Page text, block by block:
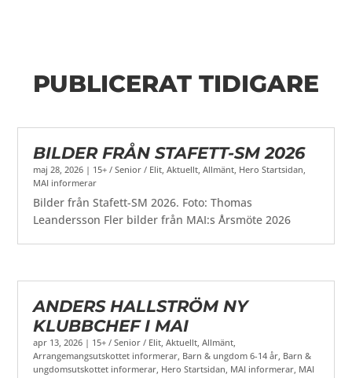
PUBLICERAT TIDIGARE
BILDER FRÅN STAFETT-SM 2026
maj 28, 2026 | 15+ / Senior / Elit,Aktuellt,Allmänt, Hero Startsidan,
MAI informerar
Bilder från Stafett-SM 2026. Foto: Thomas
Leandersson Fler bilder från MAI:s Årsmöte 2026
ANDERS HALLSTRÖM NY
KLUBBCHEF I MAI
apr 13, 2026 | 15+ / Senior / Elit,Aktuellt,Allmänt,
Arrangemangsutskottet informerar, Barn & ungdom 6-14 år, Barn &
ungdomsutskottet informerar, Hero Startsidan, MAI informerar, MAI